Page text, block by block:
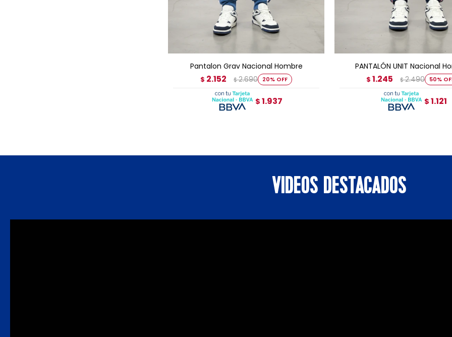
Pantalon Grav Nacional Hombre
$ 2.152 $ 2.690 20
$ 1.937
AGREGAR AL CARRITO
PANTALÓN UNIT Nacional
$ 1.245 $ 2.490 50
$ 1.121
AGREGAR AL CARRITO
VIDEOS DESTACADOS